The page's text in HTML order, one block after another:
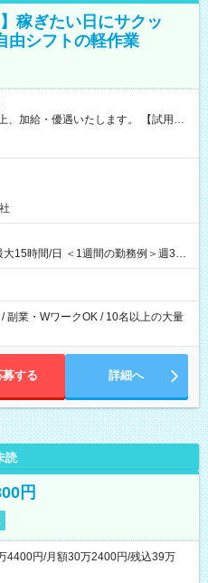
稼ぎたい日にサクッ
由シフトの軽作業
・優遇いたします。 【試用期
15時間/日 ＜1週間の勤務例＞週3回
・土・日 好きな時にお仕事
副業・WワークOK / 10名以上の大量
募する 詳細へ
読
円
円/月額30万2400円/残込39万